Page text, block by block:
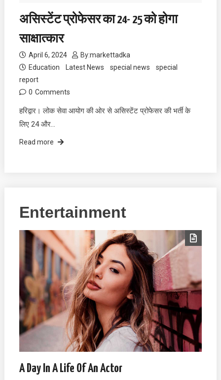
असिस्टेंट प्रोफेसर का 24- 25 को होगा
साक्षात्कार
April 6, 2024 By:markettadka
Education
Latest News special news
special
report
0 Comments
हरिद्वार। लोक सेवा आयोग की ओर से असिस्टेंट प्रोफेसर की भर्ती के
लिए 24 और…
Read more
Entertainment
A Day In A Life Of An Actor